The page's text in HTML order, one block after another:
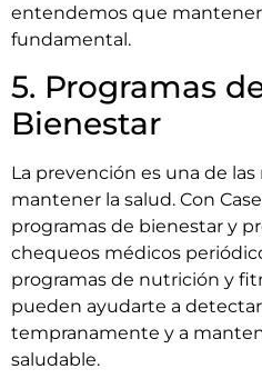
entendemos que
fundamental.
5. Programas
Bienestar
La prevención es una de
mantener la salud. Con
programas de bienestar y
chequeos médicos
programas de nutrición y
pueden ayudarte a
tempranamente y a
saludable.